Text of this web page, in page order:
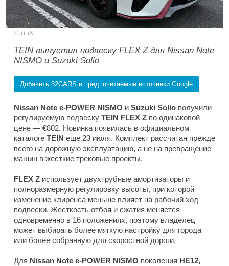
TEIN
TEIN выпустил подвеску FLEX Z для Nissan Note
NISMO и Suzuki Solio
Добавить 32CARS в предпочитаемые источники Google
Nissan Note e-POWER NISMO и Suzuki Solio получили
регулируемую подвеску TEIN FLEX Z по одинаковой
цене — €802. Новинка появилась в официальном
каталоге TEIN еще 23 июля. Комплект рассчитан прежде
всего на дорожную эксплуатацию, а не на превращение
машин в жесткие трековые проекты.
FLEX Z использует двухтрубные амортизаторы и
полноразмерную регулировку высоты, при которой
изменение клиренса меньше влияет на рабочий ход
подвески. Жесткость отбоя и сжатия меняется
одновременно в 16 положениях, поэтому владелец
может выбирать более мягкую настройку для города
или более собранную для скоростной дороги.
Для Nissan Note e-POWER NISMO поколения HE12,